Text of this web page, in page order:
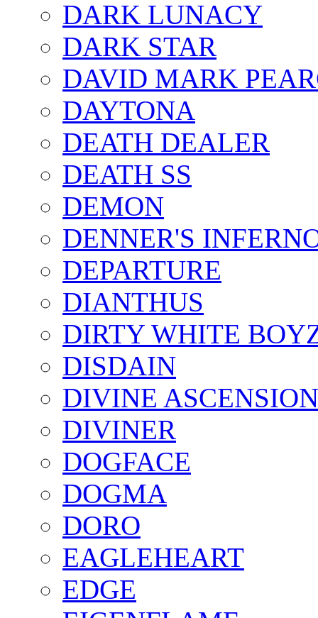
DARK LUNACY
DARK STAR
DAVID MARK
DAYTONA
DEATH DEALER
DEATH SS
DEMON
DENNER'S
DEPARTURE
DIANTHUS
DIRTY WHITE
DISDAIN
DIVINE ASCENSION
DIVINER
DOGFACE
DOGMA
DORO
EAGLEHEART
EDGE